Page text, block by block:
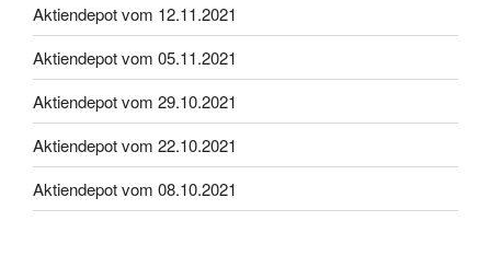
Aktiendepot vom 12.11.2021
Aktiendepot vom 05.11.2021
Aktiendepot vom 29.10.2021
Aktiendepot vom 22.10.2021
Aktiendepot vom 08.10.2021